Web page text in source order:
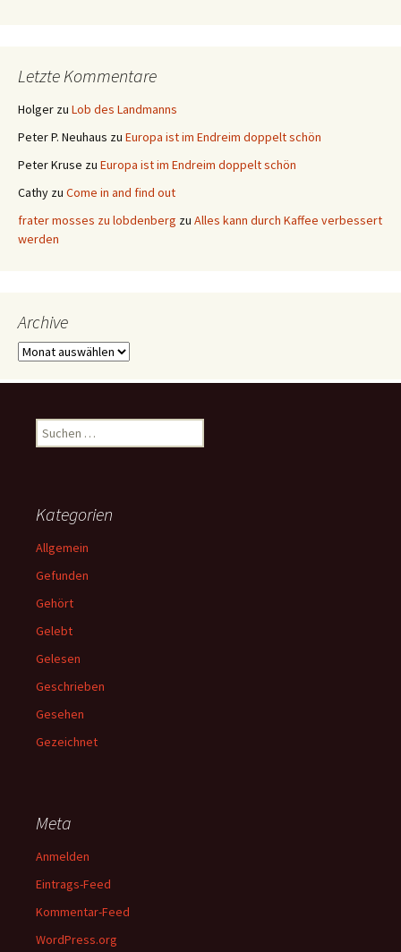
Letzte Kommentare
Holger zu Lob des Landmanns
Peter P. Neuhaus zu Europa ist im Endreim doppelt schön
Peter Kruse zu Europa ist im Endreim doppelt schön
Cathy zu Come in and find out
frater mosses zu lobdenberg zu Alles kann durch Kaffee verbessert
werden
Archive
Archive
Suchen
nach:
Kategorien
Allgemein
Gefunden
Gehört
Gelebt
Gelesen
Geschrieben
Gesehen
Gezeichnet
Meta
Anmelden
Eintrags-Feed
Kommentar-Feed
WordPress.org